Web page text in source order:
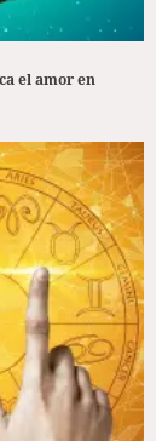
el amor en